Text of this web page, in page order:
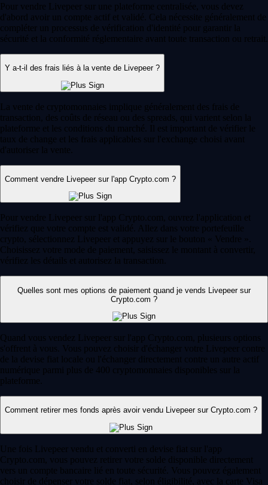
Pour vendre Livepeer sur une plateforme centralisée, vous devez
d'abord avoir un compte actif et validé. Cela nécessite généralement de
compléter un processus de vérification d'identité pour garantir la
sécurité et la conformité réglementaire avant toute transaction ou retrait.
Y a-t-il des frais liés à la vente de Livepeer ?
La vente de cryptomonnaies implique généralement des frais de
transaction, des coûts de réseau ou des spreads, qui varient selon la
plateforme et les conditions du marché. Il est important de vérifier le
taux de change et les frais applicables sur l'exchange choisi avant
d'autoriser la vente.
Comment vendre Livepeer sur l'app Crypto.com ?
Pour vendre Livepeer sur l'app Crypto.com, ouvrez l'application et
vérifiez que votre compte est validé. Allez dans votre portefeuille
crypto, sélectionnez Livepeer et appuyez sur le bouton « Vendre ».
Choisissez votre mode de paiement, saisissez le montant à convertir,
vérifiez les détails et autorisez la transaction.
Quelles sont mes options de paiement quand je vends Livepeer sur
Crypto.com ?
Quand vous vendez Livepeer sur l'app Crypto.com, plusieurs options
s'offrent à vous. Vous pouvez choisir d'échanger votre Livepeer contre
de la devise fiat locale ou l'échanger directement contre un autre actif
numérique parmi plus de 400 cryptomonnaies disponibles sur la
plateforme.
Comment retirer mes fonds après avoir vendu Livepeer sur Crypto.com ?
Une fois Livepeer vendu et converti en devise fiat sur l'app
Crypto.com, vous pouvez retirer votre solde disponible directement
vers un compte bancaire lié en toute sécurité. Vous pouvez également
choisir de dépenser votre solde fiat, selon éligibilité, avec la carte Visa